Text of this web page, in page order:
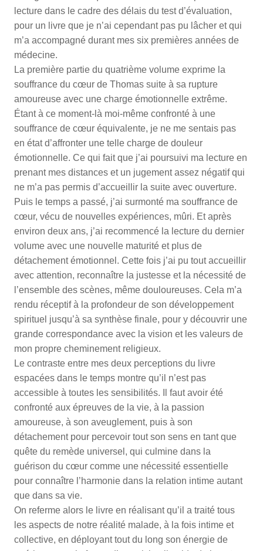
lecture dans le cadre des délais du test d’évaluation,
pour un livre que je n’ai cependant pas pu lâcher et qui
m’a accompagné durant mes six premières années de
médecine.
La première partie du quatrième volume exprime la
souffrance du cœur de Thomas suite à sa rupture
amoureuse avec une charge émotionnelle extrême.
Étant à ce moment-là moi-même confronté à une
souffrance de cœur équivalente, je ne me sentais pas
en état d’affronter une telle charge de douleur
émotionnelle. Ce qui fait que j’ai poursuivi ma lecture en
prenant mes distances et un jugement assez négatif qui
ne m’a pas permis d’accueillir la suite avec ouverture.
Puis le temps a passé, j’ai surmonté ma souffrance de
cœur, vécu de nouvelles expériences, mûri. Et après
environ deux ans, j’ai recommencé la lecture du dernier
volume avec une nouvelle maturité et plus de
détachement émotionnel. Cette fois j’ai pu tout accueillir
avec attention, reconnaître la justesse et la nécessité de
l’ensemble des scènes, même douloureuses. Cela m’a
rendu réceptif à la profondeur de son développement
spirituel jusqu’à sa synthèse finale, pour y découvrir une
grande correspondance avec la vision et les valeurs de
mon propre cheminement religieux.
Le contraste entre mes deux perceptions du livre
espacées dans le temps montre qu’il n’est pas
accessible à toutes les sensibilités. Il faut avoir été
confronté aux épreuves de la vie, à la passion
amoureuse, à son aveuglement, puis à son
détachement pour percevoir tout son sens en tant que
quête du remède universel, qui culmine dans la
guérison du cœur comme une nécessité essentielle
pour connaître l’harmonie dans la relation intime autant
que dans sa vie.
On referme alors le livre en réalisant qu’il a traité tous
les aspects de notre réalité malade, à la fois intime et
collective, en déployant tout du long son énergie de